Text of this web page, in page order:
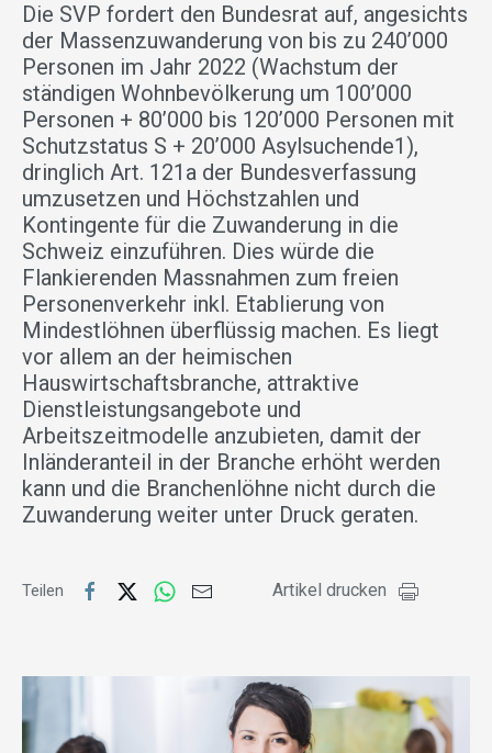
Die SVP fordert den Bundesrat auf, angesichts
der Massenzuwanderung von bis zu 240’000
Personen im Jahr 2022 (Wachstum der
ständigen Wohnbevölkerung um 100’000
Personen + 80’000 bis 120’000 Personen mit
Schutzstatus S + 20’000 Asylsuchende1),
dringlich Art. 121a der Bundesverfassung
umzusetzen und Höchstzahlen und
Kontingente für die Zuwanderung in die
Schweiz einzuführen. Dies würde die
Flankierenden Massnahmen zum freien
Personenverkehr inkl. Etablierung von
Mindestlöhnen überflüssig machen. Es liegt
vor allem an der heimischen
Hauswirtschaftsbranche, attraktive
Dienstleistungsangebote und
Arbeitszeitmodelle anzubieten, damit der
Inländeranteil in der Branche erhöht werden
kann und die Branchenlöhne nicht durch die
Zuwanderung weiter unter Druck geraten.
Teilen Artikel drucken